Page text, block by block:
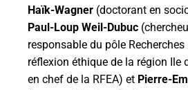
Haïk-Wagner (doctorant en
Paul-Loup Weil-Dubuc
responsable du pôle
réflexion éthique de la région Ile
en chef de la RFEA) et Pierre-